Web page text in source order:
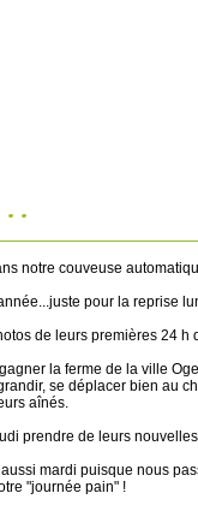
notre couveuse
pour la reprise
de leurs premières 24 h
la ferme de la ville
se déplacer bien au
aînés.
prendre de leurs
mardi puisque nous
"journée pain" !